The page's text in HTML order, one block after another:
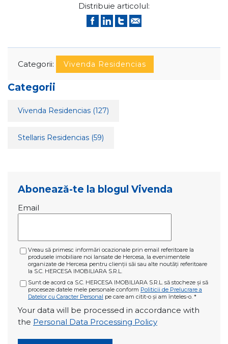
Distribuie articolul:
Categorii: Vivenda Residencias
Categorii
Vivenda Residencias (127)
Stellaris Residencias (59)
Abonează-te la blogul Vivenda
Email
Vreau să primesc informări ocazionale prin email referitoare la
produsele imobiliare noi lansate de Hercesa, la evenimentele
organizate de Hercesa pentru clienții săi sau alte noutăți referitoare
la S.C. HERCESA IMOBILIARA S.R.L.
Sunt de acord ca S.C. HERCESA IMOBILIARA S.R.L. să stocheze și să
proceseze datele mele personale conform Politicii de Prelucrare a
Datelor cu Caracter Personal pe care am citit-o și am înteles-o. *
Your data will be processed in accordance with
the Personal Data Processing Policy